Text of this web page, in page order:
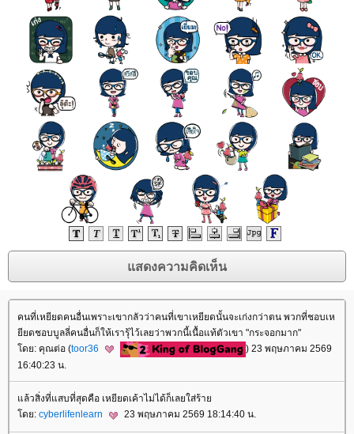
คนที่เหยียดคนอื่นเพราะเขากลัวว่าคนที่เขาเหยียดนั้นจะเก่งกว่าตน พวกที่ชอบเห
ียดชอบบูลลี่คนอื่นก็ให้เรารุ้ไว้เลยว่าพวกนี้เนื้อแท้ตัวเขา "กระจอกมาก"
ดย: คุณต่อ (toor36
) 23 พฤษภาคม 2569
16:40:23 น.
ล้วสิ่งที่แสบที่สุดคือ เหยียดเค้าไม่ได้ก็เลยใส่ร้า
ดย: cyberlifenlearn 23 พฤษภาคม 2569 18:14:40 น.